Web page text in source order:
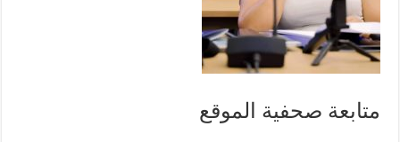
متابعة صحفية الموقع